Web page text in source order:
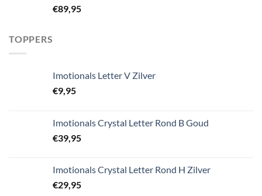
€89,95
TOPPERS
Imotionals Letter V Zilver
€9,95
Imotionals Crystal Letter Rond B Goud
€39,95
Imotionals Crystal Letter Rond H Zilver
€29,95